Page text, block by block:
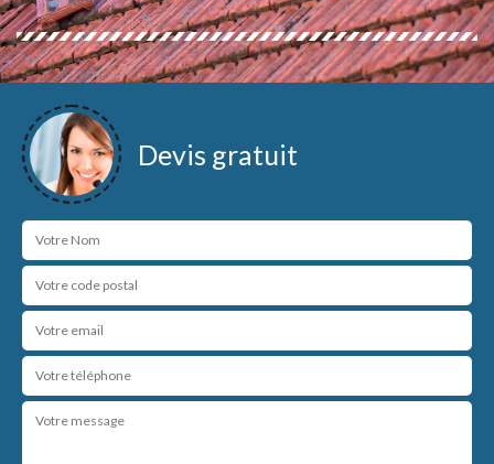
Devis gratuit